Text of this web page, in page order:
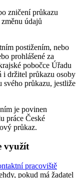
zničení průkazu
údajů
postižením, nebo
prohlášené za
pobočce Úřadu
i držitel průkazu osoby
svého průkazu, jestliže
je povinen
práce České
průkaz.
využít
pracoviště
pokud má žadatel